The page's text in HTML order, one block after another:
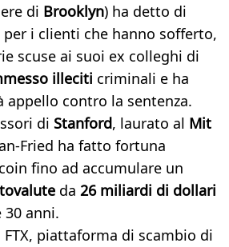
di Brooklyn) ha detto di
i clienti che hanno sofferto,
scuse ai suoi ex colleghi di
illeciti criminali e ha
appello contro la sentenza.
di Stanford, laurato al Mit
Fried ha fatto fortuna
fino ad accumulare un
da 26 miliardi di dollari
anni.
piattaforma di scambio di